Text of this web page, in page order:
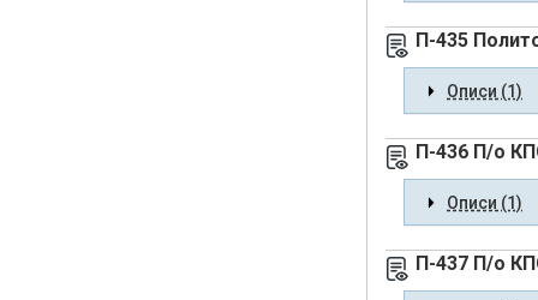
П-435
Описи (1)
П-436 П/о
Описи (1)
П-437 П/о